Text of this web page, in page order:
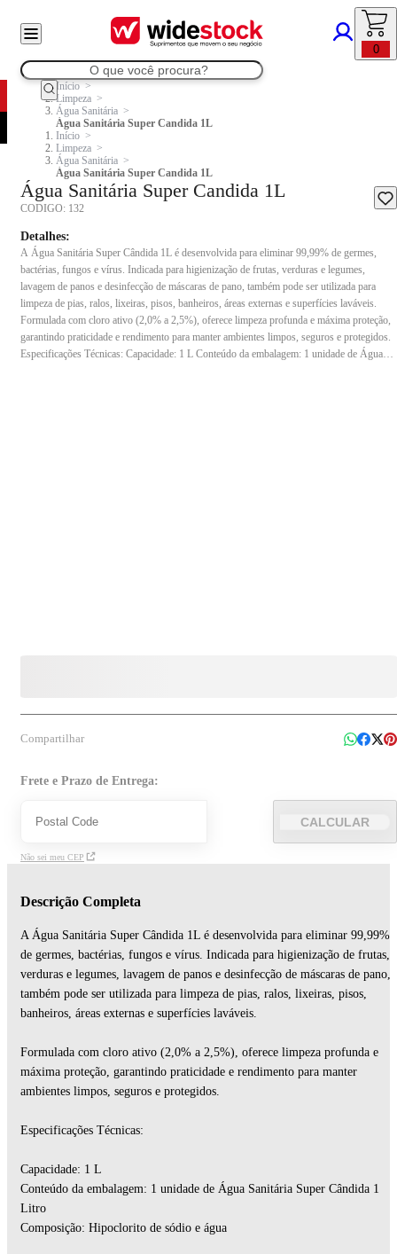
0
Início
Limpeza
Água Sanitária
Água Sanitária Super Candida 1L
Início
Limpeza
Água Sanitária
Água Sanitária Super Candida 1L
Água Sanitária Super Candida 1L
CODIGO: 132
Detalhes:
A Água Sanitária Super Cândida 1L é desenvolvida para eliminar 99,99% de germes,
bactérias, fungos e vírus. Indicada para higienização de frutas, verduras e legumes,
lavagem de panos e desinfecção de máscaras de pano, também pode ser utilizada para
limpeza de pias, ralos, lixeiras, pisos, banheiros, áreas externas e superfícies laváveis.
Formulada com cloro ativo (2,0% a 2,5%), oferece limpeza profunda e máxima proteção,
garantindo praticidade e rendimento para manter ambientes limpos, seguros e protegidos.
Especificações Técnicas: Capacidade: 1 L Conteúdo da embalagem: 1 unidade de Água
Compartilhar
Frete e Prazo de Entrega:
CALCULAR
Não sei meu CEP
Descrição Completa
A Água Sanitária Super Cândida 1L é desenvolvida para eliminar 99,99%
de germes, bactérias, fungos e vírus. Indicada para higienização de frutas,
verduras e legumes, lavagem de panos e desinfecção de máscaras de pano,
também pode ser utilizada para limpeza de pias, ralos, lixeiras, pisos,
banheiros, áreas externas e superfícies laváveis.
Formulada com cloro ativo (2,0% a 2,5%), oferece limpeza profunda e
máxima proteção, garantindo praticidade e rendimento para manter
ambientes limpos, seguros e protegidos.
Especificações Técnicas:
Capacidade: 1 L
Conteúdo da embalagem: 1 unidade de Água Sanitária Super Cândida 1
Litro
Composição: Hipoclorito de sódio e água